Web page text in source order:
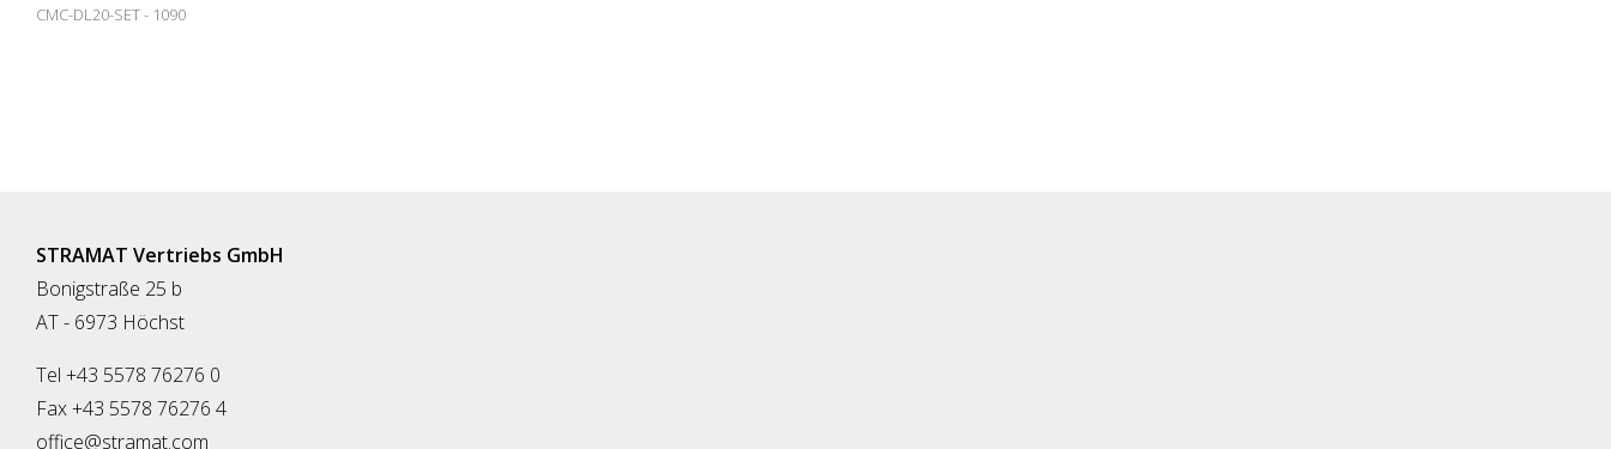
CMC-DL20-SET - 1090
STRAMAT Vertriebs GmbH
Bonigstraße 25 b
AT - 6973 Höchst
Tel +43 5578 76276 0
Fax +43 5578 76276 4
office@stramat.com